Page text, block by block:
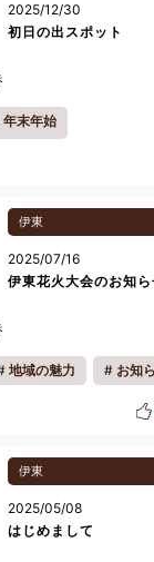
2025/12/30
初日の出スポット
年末年始
伊東
2025/07/16
伊東花火大会のお知ら
地域の魅力 お知
伊東
2025/05/08
はじめまして